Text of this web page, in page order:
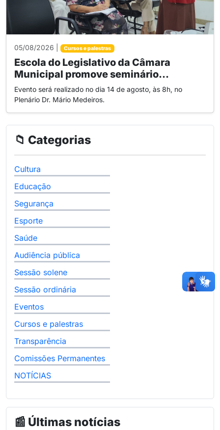
05/08/2026 | Cursos e palestras
Escola do Legislativo da Câmara
Municipal promove seminário...
Evento será realizado no dia 14 de agosto, às 8h, no
Plenário Dr. Mário Medeiros.
📁 Categorias
Cultura
Educação
Segurança
Esporte
Saúde
Audiência pública
Sessão solene
Sessão ordinária
Eventos
Cursos e palestras
Transparência
Comissões Permanentes
NOTÍCIAS
📰 Últimas notícias